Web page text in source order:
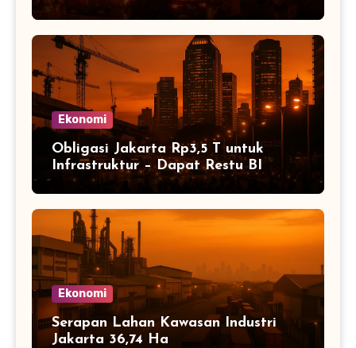
Ekonomi
Obligasi Jakarta Rp3,5 T untuk
Infrastruktur – Dapat Restu BI
Ekonomi
Serapan Lahan Kawasan Industri
Jakarta 36,74 Ha